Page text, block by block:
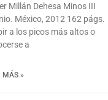
Millán Dehesa Minos III
México, 2012 162 págs.
a los picos más altos o
a
MÁS »